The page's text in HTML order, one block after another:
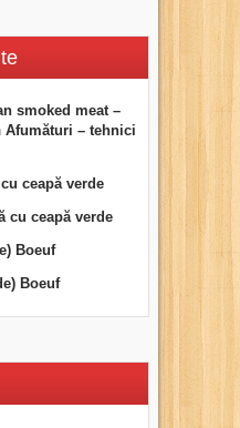
smoked meat –
Afumături – tehnici
ceapă verde
cu ceapă verde
Boeuf
Boeuf